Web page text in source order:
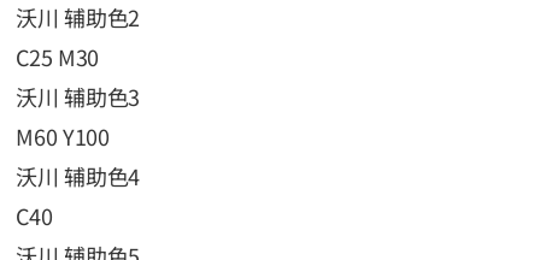
沃川 辅助色2
C25 M30
沃川 辅助色3
M60 Y100
沃川 辅助色4
C40